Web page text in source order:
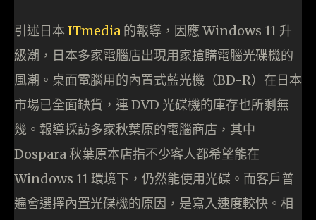
引述日本 ITmedia 的報導，因應 Windows 11 升
級潮，日本多家電腦店出現用家搶購電腦光碟機的
風潮。桌面電腦用的內置式藍光機（BD-R）在日本
市場已全面缺貨，連 DVD 光碟機的庫存也所剩無
幾。報導採訪多家秋葉原的電腦商店，其中
Dospara 秋葉原本店指不少客人都希望能在
Windows 11 環境下，仍然能使用光碟。而客戶普
遍會選擇內置光碟機的原因，是寫入速度較快。相